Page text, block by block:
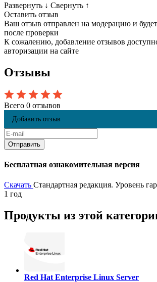
Развернуть ↓ Свернуть ↑
Оставить отзыв
Ваш отзыв отправлен на модерацию и
после проверки
К сожалению, добавление отзывов
авторизации на сайте
Отзывы
Всего 0 отзывов
Добавить отзыв
Бесплатная ознакомительная версия
Скачать Стандартная редакция. Уровень
1 год
Продукты из этой
Red Hat Enterprise Linux Server